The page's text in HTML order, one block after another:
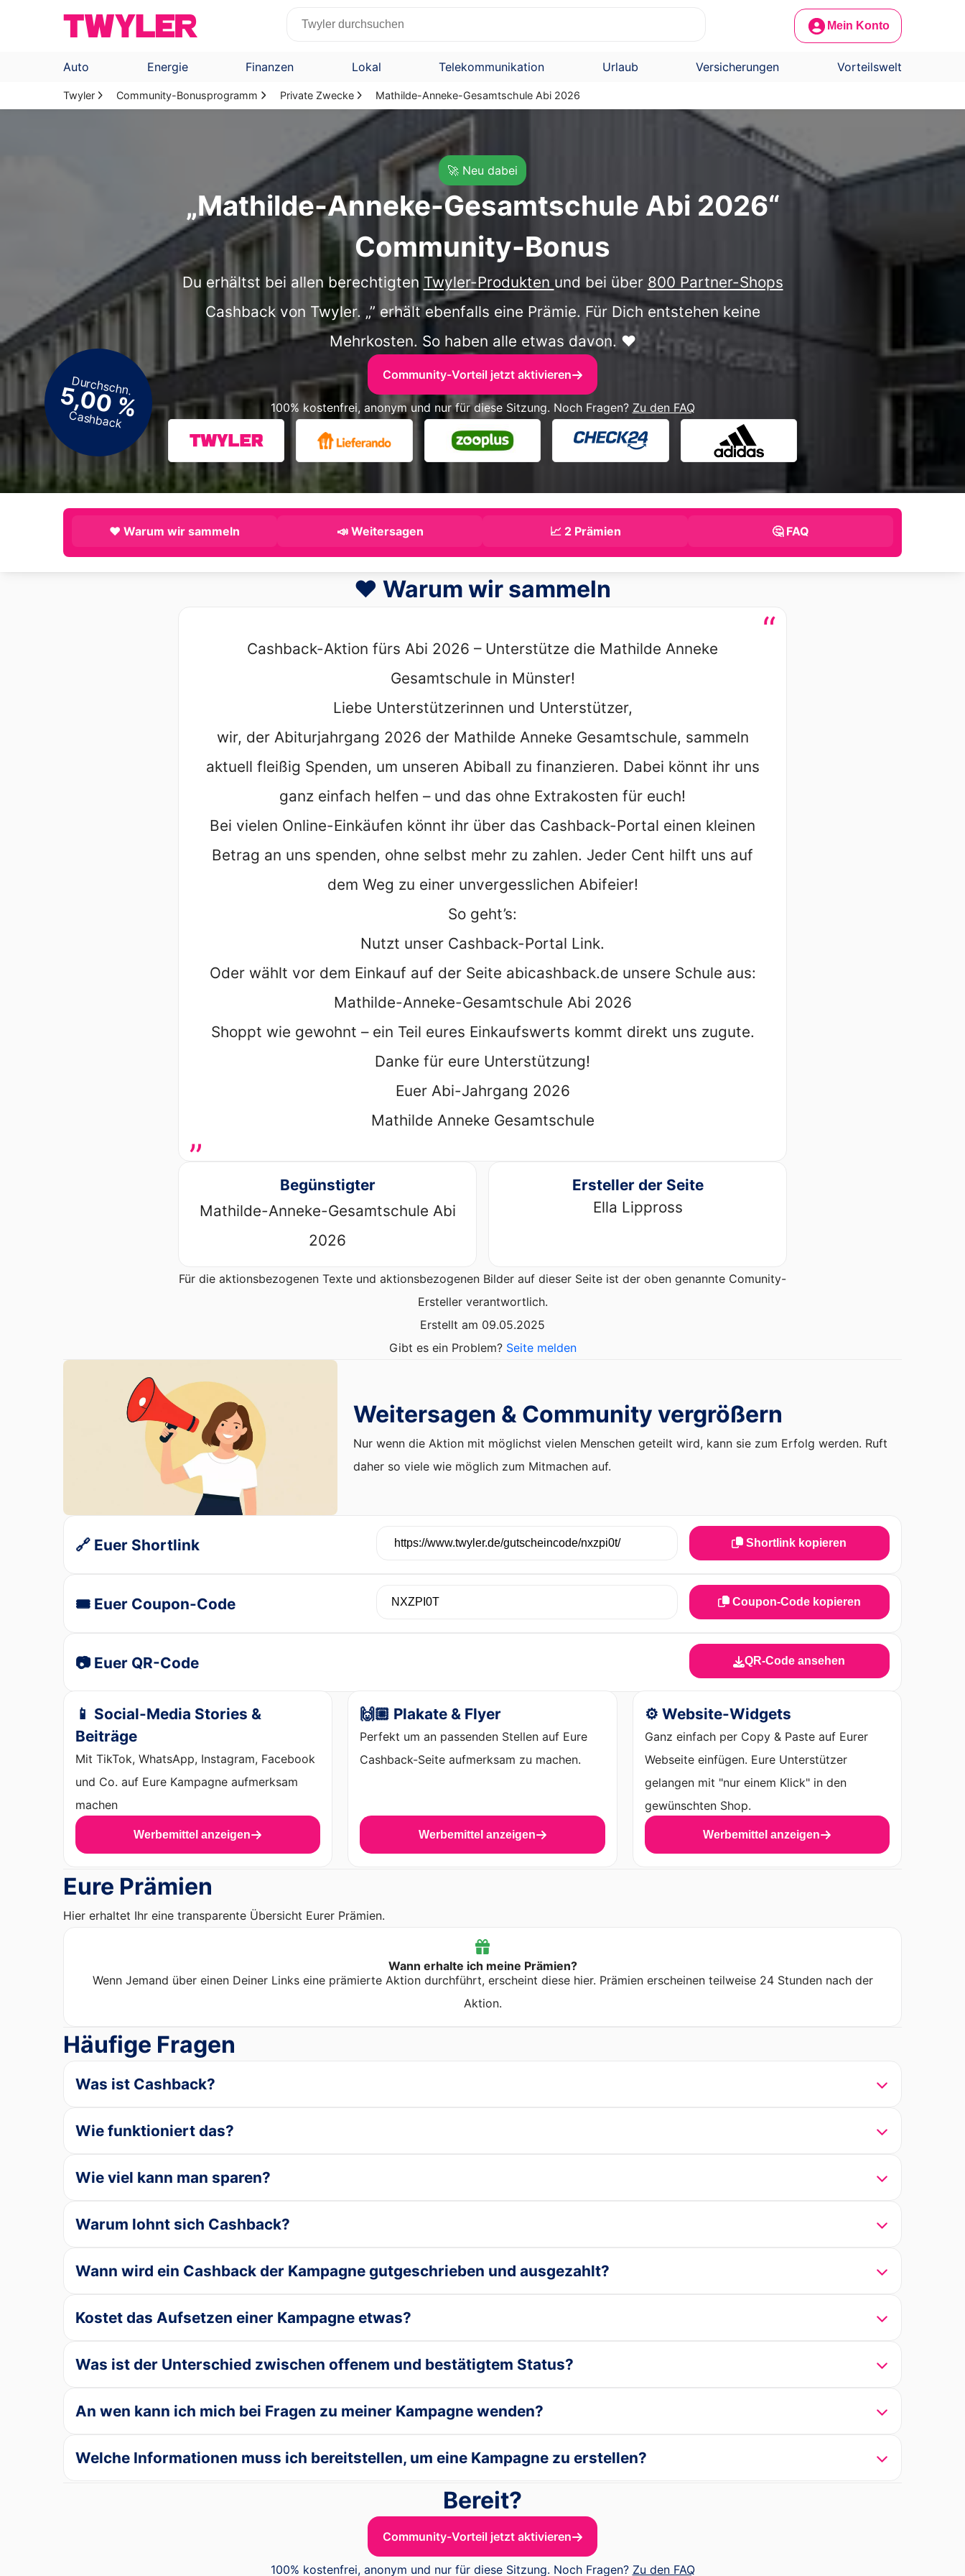
Mein Konto
Auto Energie Finanzen Lokal Telekommunikation Urlaub Versicherungen Vorteilswelt
Twyler Community-Bonusprogramm Private Zwecke Mathilde-Anneke-Gesamtschule Abi 2026
🚀 Neu dabei
„Mathilde-Anneke-Gesamtschule Abi 2026“
Community-Bonus
Du erhältst bei allen berechtigten Twyler-Produkten und bei über 800 Partner-Shops
Cashback von Twyler. „” erhält ebenfalls eine Prämie. Für Dich entstehen keine
Mehrkosten. So haben alle etwas davon. ❤️
Community-Vorteil jetzt aktivieren
100% kostenfrei, anonym und nur für diese Sitzung. Noch Fragen? Zu den FAQ
Durchschn.
5,00 %
Cashback
❤️ Warum wir sammeln 📣 Weitersagen 📈 2 Prämien 🤔 FAQ
❤️ Warum wir sammeln
„
“
Cashback-Aktion fürs Abi 2026 – Unterstütze die Mathilde Anneke
Gesamtschule in Münster!
Liebe Unterstützerinnen und Unterstützer,
wir, der Abiturjahrgang 2026 der Mathilde Anneke Gesamtschule, sammeln
aktuell fleißig Spenden, um unseren Abiball zu finanzieren. Dabei könnt ihr uns
ganz einfach helfen – und das ohne Extrakosten für euch!
Bei vielen Online-Einkäufen könnt ihr über das Cashback-Portal einen kleinen
Betrag an uns spenden, ohne selbst mehr zu zahlen. Jeder Cent hilft uns auf
dem Weg zu einer unvergesslichen Abifeier!
So geht’s:
Nutzt unser Cashback-Portal Link.
Oder wählt vor dem Einkauf auf der Seite abicashback.de unsere Schule aus:
Mathilde-Anneke-Gesamtschule Abi 2026
Shoppt wie gewohnt – ein Teil eures Einkaufswerts kommt direkt uns zugute.
Danke für eure Unterstützung!
Euer Abi-Jahrgang 2026
Mathilde Anneke Gesamtschule
Begünstigter
Mathilde-Anneke-Gesamtschule Abi
2026
Ersteller der Seite
Ella Lippross
Für die aktionsbezogenen Texte und aktionsbezogenen Bilder auf dieser Seite ist der oben genannte Comunity-
Ersteller verantwortlich.
Erstellt am 09.05.2025
Gibt es ein Problem? Seite melden
Weitersagen & Community vergrößern
Nur wenn die Aktion mit möglichst vielen Menschen geteilt wird, kann sie zum Erfolg werden. Ruft
daher so viele wie möglich zum Mitmachen auf.
🔗 Euer Shortlink Shortlink kopieren
🎟️ Euer Coupon-Code Coupon-Code kopieren
📷 Euer QR-Code QR-Code ansehen
📱 Social-Media Stories &
Beiträge
Mit TikTok, WhatsApp, Instagram, Facebook
und Co. auf Eure Kampagne aufmerksam
machen
Werbemittel anzeigen
🙌🏼 Plakate & Flyer
Perfekt um an passenden Stellen auf Eure
Cashback-Seite aufmerksam zu machen.
Werbemittel anzeigen
⚙️ Website-Widgets
Ganz einfach per Copy & Paste auf Eurer
Webseite einfügen. Eure Unterstützer
gelangen mit "nur einem Klick" in den
gewünschten Shop.
Werbemittel anzeigen
Eure Prämien
Hier erhaltet Ihr eine transparente Übersicht Eurer Prämien.
Wann erhalte ich meine Prämien?
Wenn Jemand über einen Deiner Links eine prämierte Aktion durchführt, erscheint diese hier. Prämien erscheinen teilweise 24 Stunden nach der
Aktion.
Häufige Fragen
Was ist Cashback?
Wie funktioniert das?
Wie viel kann man sparen?
Warum lohnt sich Cashback?
Wann wird ein Cashback der Kampagne gutgeschrieben und ausgezahlt?
Kostet das Aufsetzen einer Kampagne etwas?
Was ist der Unterschied zwischen offenem und bestätigtem Status?
An wen kann ich mich bei Fragen zu meiner Kampagne wenden?
Welche Informationen muss ich bereitstellen, um eine Kampagne zu erstellen?
Bereit?
Community-Vorteil jetzt aktivieren
100% kostenfrei, anonym und nur für diese Sitzung. Noch Fragen? Zu den FAQ